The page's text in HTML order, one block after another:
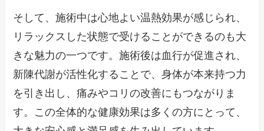
そして、施術中は心地よい温熱効果が感じられ、
リラックスした状態で受けることができるのも大
きな魅力の一つです。施術後は血行が促進され、
新陳代謝が活性化することで、身体が本来持つ力
を引き出し、痛みやコリの改善にもつながりま
す。この全体的な健康効果は多くの方にとって、